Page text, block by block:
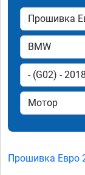
Прошивка Евро